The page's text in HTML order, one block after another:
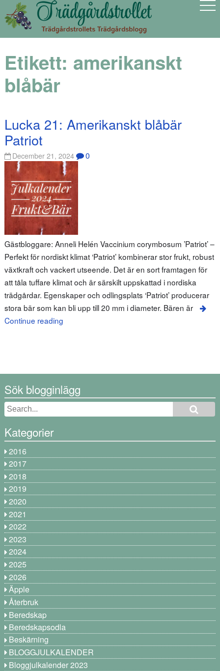
Etikett: amerikanskt
blåbär
Lucka 21: Amerikanskt blåbär
Patriot
December 21, 2024 0
Gästbloggare: Anneli Helén Vaccinium corymbosum ’Patriot’ –
Perfekt för nordiskt klimat ‘Patriot’ kombinerar stor frukt, robust
växtkraft och vackert utseende. Det är en sort framtagen för
att tåla tuffare klimat och är särskilt uppskattad i nordiska
trädgårdar. Egenskaper och odlingsplats ‘Patriot’ producerar
stora bär som kan bli upp till 20 mm i diameter. Bären är
Continue reading
Sök blogginlägg
Kategorier
2016
2017
2018
2019
2020
2021
2022
2023
2024
2025
2026
Äpple
Återbruk
Beredskap
Beredskapsodla
Beskärning
BLOGGJULKALENDER
Bloggjulkalender 2023